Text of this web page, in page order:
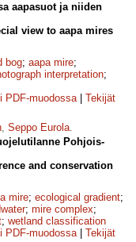
aapasuot ja niiden
view to aapa mires
bog; aapa mire;
interpretation;
PDF-muodossa| Tekijät
, Seppo Eurola.
Pohjois-
and conservation
mire; ecological gradient;
; mire complex;
; wetland classification
PDF-muodossa| Tekijät